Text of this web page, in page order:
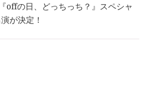
offの日、どっちっち？』スペシャ
が決定！